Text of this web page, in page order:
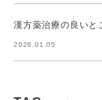
漢方薬治療の良いと
2026.01.05